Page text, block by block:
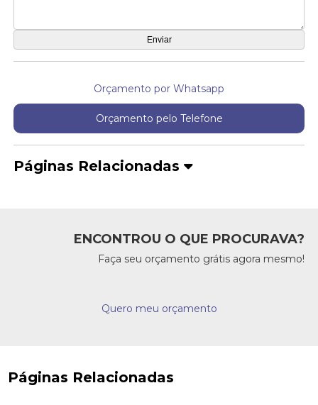
Orçamento por Whatsapp
Orçamento pelo Telefone
Páginas Relacionadas
ENCONTROU O QUE PROCURAVA?
Faça seu orçamento grátis agora mesmo!
Quero meu orçamento
Páginas Relacionadas